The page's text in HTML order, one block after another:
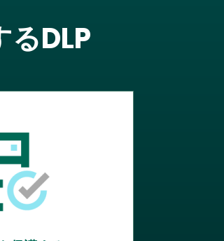
DLP